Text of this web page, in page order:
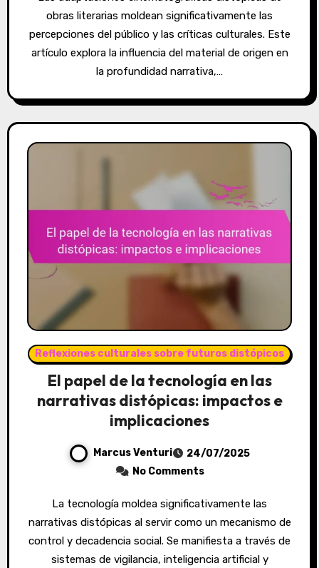
obras literarias moldean significativamente las
percepciones del público y las críticas culturales. Este
artículo explora la influencia del material de origen en
la profundidad narrativa,…
Reflexiones culturales sobre futuros distópicos
El papel de la tecnología en las
narrativas distópicas: impactos e
implicaciones
Marcus Venturi
24/07/2025
No Comments
La tecnología moldea significativamente las
narrativas distópicas al servir como un mecanismo de
control y decadencia social. Se manifiesta a través de
sistemas de vigilancia, inteligencia artificial y